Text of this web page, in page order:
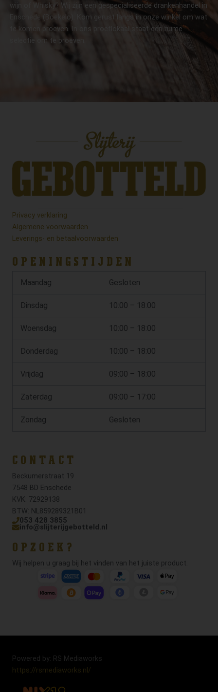
wijn of Whisky? Wij zijn een gespecialiseerde drankenhandel in
Enschede (Boekelo). Kom gerust langs in onze winkel om wat
te komen proeven. In ons proeflokaal staat een ruime
selectie om te proeven.
Privacy verklaring
Algemene voorwaarden
Leverings- en betaalvoorwaarden
OPENINGSTIJDEN
Maandag Gesloten
Dinsdag 10:00 – 18:00
Woensdag 10:00 – 18:00
Donderdag 10:00 – 18:00
Vrijdag 09:00 – 18:00
Zaterdag 09:00 – 17:00
Zondag Gesloten
CONTACT
Beckumerstraat 19
7548 BD Enschede
KVK: 72929138
BTW: NL859289321B01
053 428 3855
info@slijterijgebotteld.nl
OPZOEK?
Wij helpen u graag bij het vinden van het juiste product.
Powered by: RS Mediaworks
https://rsmediaworks.nl/